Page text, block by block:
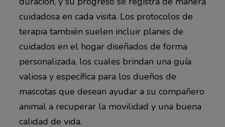
cuidadosa en cada visita. Los protocolos de
terapia también suelen incluir planes de
cuidados en el hogar diseñados de forma
personalizada, los cuales brindan una guía
valiosa y específica para los dueños de
mascotas que desean ayudar a su compañero
animal a recuperar la movilidad y una buena
calidad de vida.